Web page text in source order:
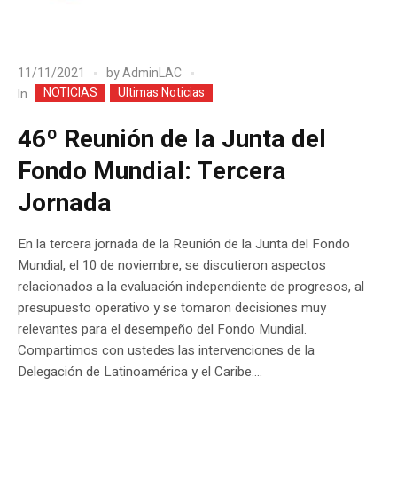
11/11/2021 byAdminLAC
In
NOTICIAS Ultimas Noticias
46º Reunión de la Junta del
Fondo Mundial: Tercera
Jornada
En la tercera jornada de la Reunión de la Junta del Fondo
Mundial, el 10 de noviembre, se discutieron aspectos
relacionados a la evaluación independiente de progresos, al
presupuesto operativo y se tomaron decisiones muy
relevantes para el desempeño del Fondo Mundial.
Compartimos con ustedes las intervenciones de la
Delegación de Latinoamérica y el Caribe....